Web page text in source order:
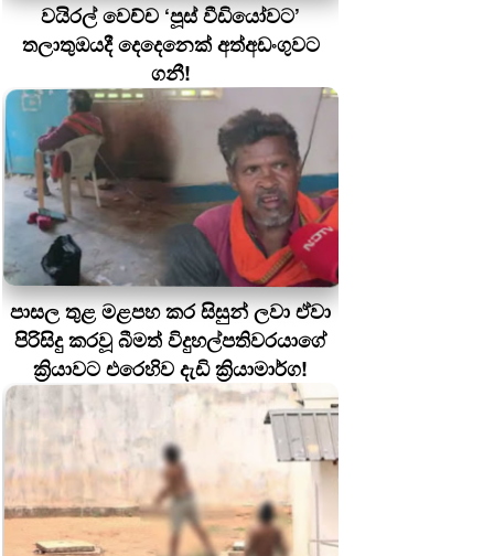
වයිරල් වෙච්ච ‘පූස් වීඩියෝවට’
තලාතුඔයදී දෙදෙනෙක් අත්අඩංගුවට
ගනී!
පාසල තුළ මළපහ කර සිසුන් ලවා ඒවා
පිරිසිදු කරවූ බීමත් විදුහල්පතිවරයාගේ
ක්‍රියාවට එරෙහිව දැඩි ක්‍රියාමාර්ග!